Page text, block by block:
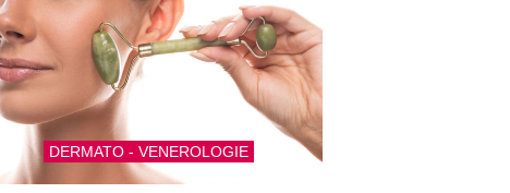
DERMATO - VENEROLOGIE